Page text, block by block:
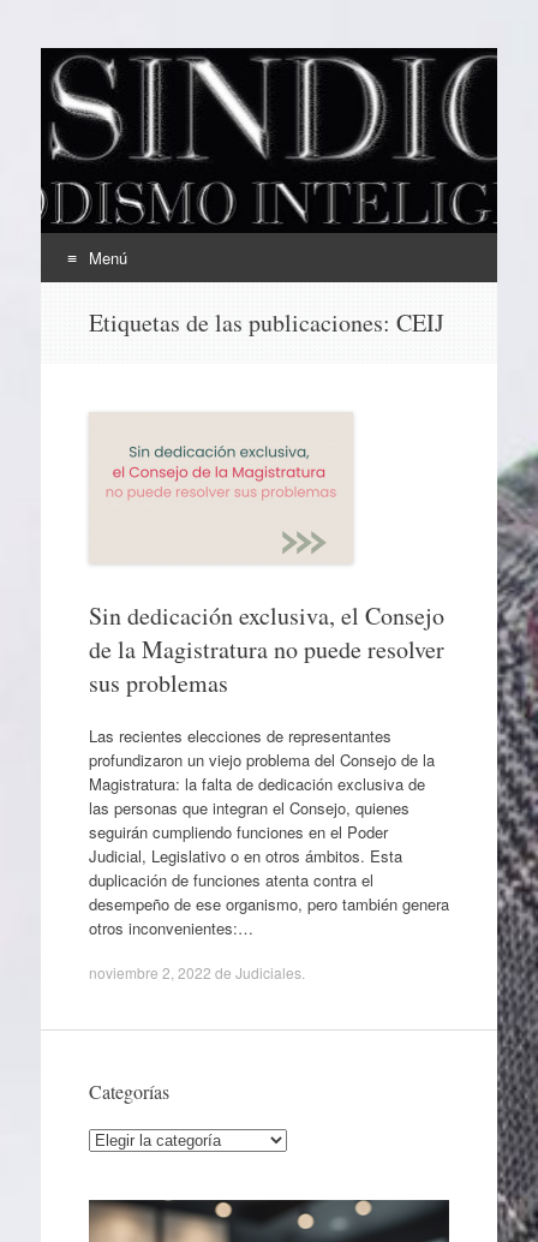
EL SINDICAL
Periodismo Inteligente
Menú
Etiquetas de las publicaciones: CEIJ
Sin dedicación exclusiva, el Consejo
de la Magistratura no puede resolver
sus problemas
Las recientes elecciones de representantes
profundizaron un viejo problema del Consejo de la
Magistratura: la falta de dedicación exclusiva de
las personas que integran el Consejo, quienes
seguirán cumpliendo funciones en el Poder
Judicial, Legislativo o en otros ámbitos. Esta
duplicación de funciones atenta contra el
desempeño de ese organismo, pero también genera
otros inconvenientes:…
noviembre 2, 2022 de Judiciales.
Categorías
Categorías